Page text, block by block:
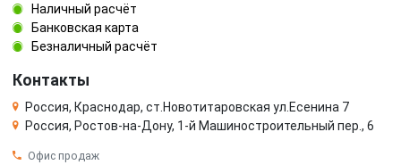
Наличный расчёт
Банковская карта
Безналичный расчёт
Контакты
Россия, Краснодар, ст.Новотитаровская ул.Есенина 7
Россия, Ростов-на-Дону, 1-й Машиностроительный пер., 6
Офис продаж